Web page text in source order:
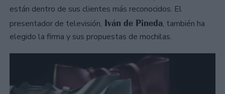
están dentro de sus clientes más reconocidos. El
presentador de televisión, Iván de Pineda, también ha
elegido la firma y sus propuestas de mochilas.